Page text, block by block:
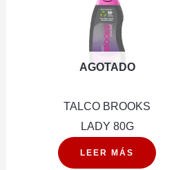
AGOTADO
TALCO BROOKS
LADY 80G
LEER MÁS